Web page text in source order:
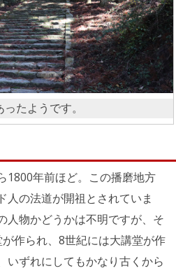
たようです。
1800年前ほど。この播磨地方
人の法道が開祖とされていま
人物かどうかは不明ですが、そ
作られ、8世紀には大講堂が作
いずれにしてもかなり古くから